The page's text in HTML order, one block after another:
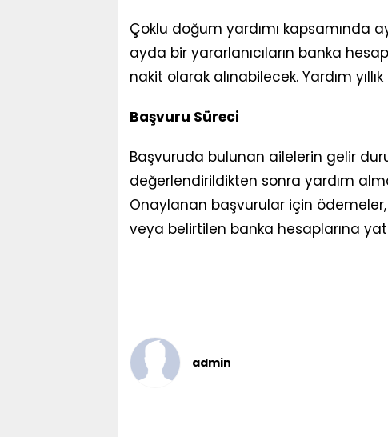
Çoklu doğum yardımı kapsamında
ayda bir yararlanıcıların banka
nakit olarak alınabilecek. Yardım
Başvuru Süreci
Başvuruda bulunan ailelerin gelir
değerlendirildikten sonra yardım
Onaylanan başvurular için
veya belirtilen banka hesaplarına
admin